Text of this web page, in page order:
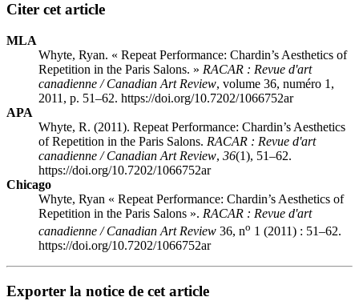
Citer cet article
MLA
Whyte, Ryan. « Repeat Performance: Chardin’s Aesthetics of
Repetition in the Paris Salons. » RACAR : Revue d'art
canadienne / Canadian Art Review, volume 36, numéro 1,
2011, p. 51–62. https://doi.org/10.7202/1066752ar
APA
Whyte, R. (2011). Repeat Performance: Chardin’s Aesthetics
of Repetition in the Paris Salons. RACAR : Revue d'art
canadienne / Canadian Art Review, 36(1), 51–62.
https://doi.org/10.7202/1066752ar
Chicago
Whyte, Ryan « Repeat Performance: Chardin’s Aesthetics of
Repetition in the Paris Salons ». RACAR : Revue d'art
canadienne / Canadian Art Review 36, no 1 (2011) : 51–62.
https://doi.org/10.7202/1066752ar
Exporter la notice de cet article